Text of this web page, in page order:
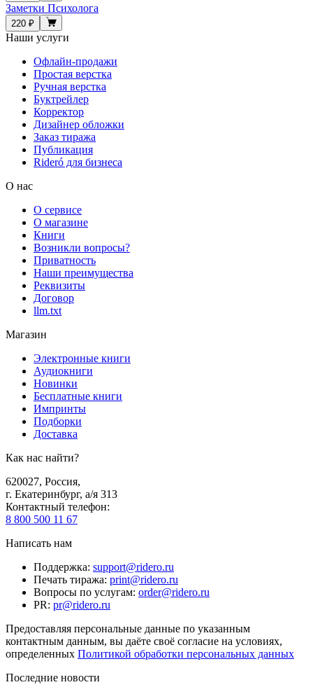
Заметки Психолога
220 ₽
Наши услуги
Офлайн-продажи
Простая верстка
Ручная верстка
Буктрейлер
Корректор
Дизайнер обложки
Заказ тиража
Публикация
Rideró для бизнеса
О нас
О сервисе
О магазине
Книги
Возникли вопросы?
Приватность
Наши преимущества
Реквизиты
Договор
llm.txt
Магазин
Электронные книги
Аудиокниги
Новинки
Бесплатные книги
Импринты
Подборки
Доставка
Как нас найти?
620027, Россия,
г. Екатеринбург, а/я 313
Контактный телефон:
8 800 500 11 67
Написать нам
Поддержка: support@ridero.ru
Печать тиража: print@ridero.ru
Вопросы по услугам: order@ridero.ru
PR: pr@ridero.ru
Предоставляя персональные данные по указанным
контактным данным, вы даёте своё согласие на условиях,
определенных Политикой обработки персональных данных
Последние новости